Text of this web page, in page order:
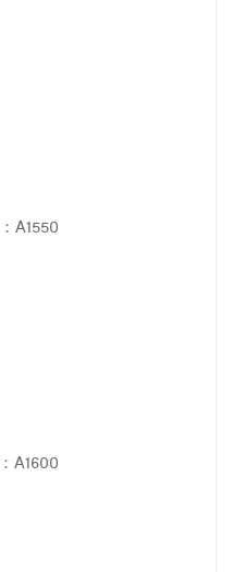
A1550
A1600